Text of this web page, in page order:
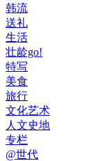
韩流
送礼
生活
壮龄go!
特写
美食
旅行
文化艺术
人文史地
专栏
@世代